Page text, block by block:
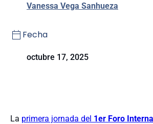
Vanessa Vega Sanhueza
Fecha
octubre 17, 2025
La primera jornada del 1er Foro